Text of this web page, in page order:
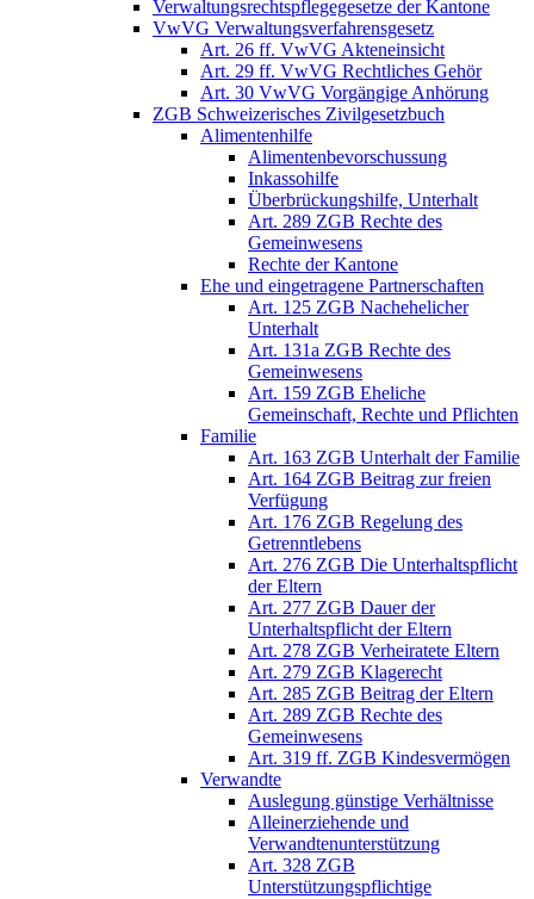
Verwaltungsrechtspflegegesetze der Kantone
VwVG Verwaltungsverfahrensgesetz
Art. 26 ff. VwVG Akteneinsicht
Art. 29 ff. VwVG Rechtliches Gehör
Art. 30 VwVG Vorgängige Anhörung
ZGB Schweizerisches Zivilgesetzbuch
Alimentenhilfe
Alimentenbevorschussung
Inkassohilfe
Überbrückungshilfe, Unterhalt
Art. 289 ZGB Rechte des
Gemeinwesens
Rechte der Kantone
Ehe und eingetragene Partnerschaften
Art. 125 ZGB Nachehelicher
Unterhalt
Art. 131a ZGB Rechte des
Gemeinwesens
Art. 159 ZGB Eheliche
Gemeinschaft, Rechte und Pflichten
Familie
Art. 163 ZGB Unterhalt der Familie
Art. 164 ZGB Beitrag zur freien
Verfügung
Art. 176 ZGB Regelung des
Getrenntlebens
Art. 276 ZGB Die Unterhaltspflicht
der Eltern
Art. 277 ZGB Dauer der
Unterhaltspflicht der Eltern
Art. 278 ZGB Verheiratete Eltern
Art. 279 ZGB Klagerecht
Art. 285 ZGB Beitrag der Eltern
Art. 289 ZGB Rechte des
Gemeinwesens
Art. 319 ff. ZGB Kindesvermögen
Verwandte
Auslegung günstige Verhältnisse
Alleinerziehende und
Verwandtenunterstützung
Art. 328 ZGB
Unterstützungspflichtige